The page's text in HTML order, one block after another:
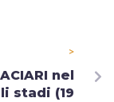
>
nel
stadi (19